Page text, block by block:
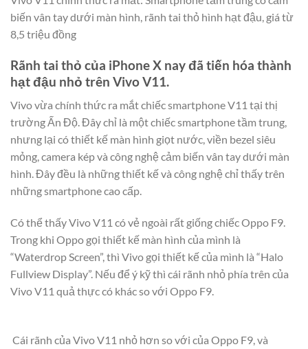
biến vân tay dưới màn hình, rãnh tai thỏ hình hạt đậu, giá từ
8,5 triệu đồng
Rãnh tai thỏ của iPhone X nay đã tiến hóa thành
hạt đậu nhỏ trên Vivo V11.
Vivo vừa chính thức ra mắt chiếc smartphone V11 tại thị
trường Ấn Độ. Đây chỉ là một chiếc smartphone tầm trung,
nhưng lại có thiết kế màn hình giọt nước, viền bezel siêu
mỏng, camera kép và công nghệ cảm biến vân tay dưới màn
hình. Đây đều là những thiết kế và công nghệ chỉ thấy trên
những smartphone cao cấp.
Có thể thấy Vivo V11 có vẻ ngoài rất giống chiếc Oppo F9.
Trong khi Oppo gọi thiết kế màn hình của mình là
“Waterdrop Screen”, thì Vivo gọi thiết kế của mình là “Halo
Fullview Display”. Nếu để ý kỹ thì cái rãnh nhỏ phía trên của
Vivo V11 quả thực có khác so với Oppo F9.
Cái rãnh của Vivo V11 nhỏ hơn so với của Oppo F9, và